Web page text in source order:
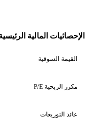
الإحصائيات المالية الرئيسية
القيمة السوقية
مكرر الربحية P/E
عائد التوزيعات